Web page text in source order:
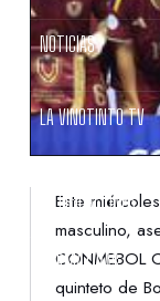
NOTICIAS
LA VINOTINTO TV
NOTIFICACIONES
NORMATIVAS
Este
masculino,
CONMEBOL
quinteto de